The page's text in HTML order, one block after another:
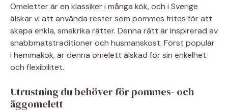
Omeletter är en klassiker i många kök, och i Sverige
älskar vi att använda rester som pommes frites för att
skapa enkla, smakrika rätter. Denna rätt är inspirerad av
snabbmatstraditioner och husmanskost. Först populär
i hemmakök, är denna omelett älskad för sin enkelhet
och flexibilitet.
Utrustning du behöver för pommes- och
äggomelett